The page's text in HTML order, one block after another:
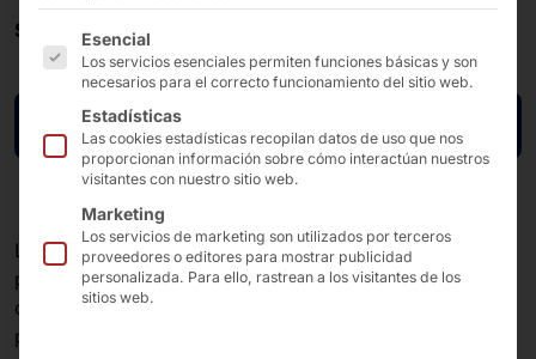
Stand
: 357 - Pabellón
Ir a la página de la feria
La embedded world Exhibition&Conference ofrece una
plataforma global y un lugar de encuentro para toda la
comunidad de los sistemas empotrados, incluidos los
principales expertos, agentes clave y asociaciones del
A continuación se enumeran los grupos de servicios
Esencial
Los servicios esenciales permiten funciones básicas y son
necesarios para el correcto funcionamiento del sitio web.
Estadísticas
Las cookies estadísticas recopilan datos de uso que nos
proporcionan información sobre cómo interactúan nuestros
visitantes con nuestro sitio web.
Marketing
Los servicios de marketing son utilizados por terceros
proveedores o editores para mostrar publicidad
personalizada. Para ello, rastrean a los visitantes de los
sitios web.